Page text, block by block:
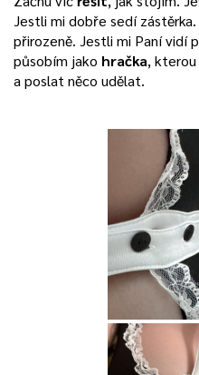
Jestli mi dobře sedí
přirozeně. Jestli mi Paní vidí
působím jako hračka,
a poslat něco udělat.